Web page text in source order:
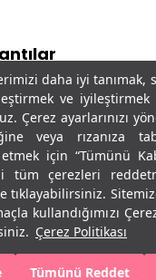
daha iyi tanımak,
ve
Çerez ayarlarınızı
veya rızanıza
etmek için “Tümünü
tüm çerezleri
tıklayabilirsiniz.
kullandığımızı
Çerez Politikası
Tümünü Reddet
EKLE